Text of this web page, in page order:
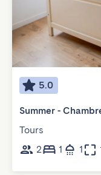
5.0
Summer -
Tours
2
1 1